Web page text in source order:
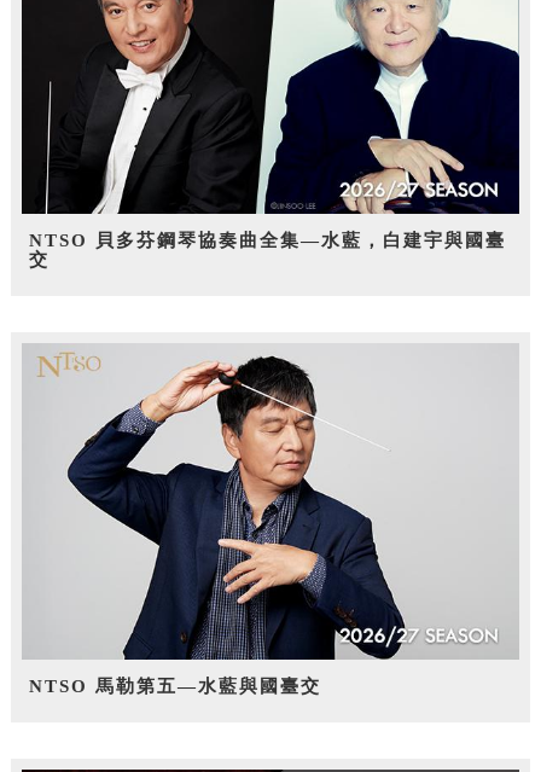
NTSO 貝多芬鋼琴協奏曲全集—水藍，白建宇與國臺
交
NTSO 馬勒第五—水藍與國臺交